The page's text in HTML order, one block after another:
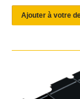
Ajouter à votre